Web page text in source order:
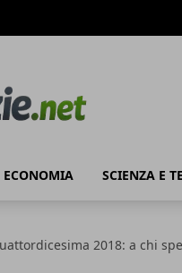
ECONOMIA SCIENZA E
2018: a chi